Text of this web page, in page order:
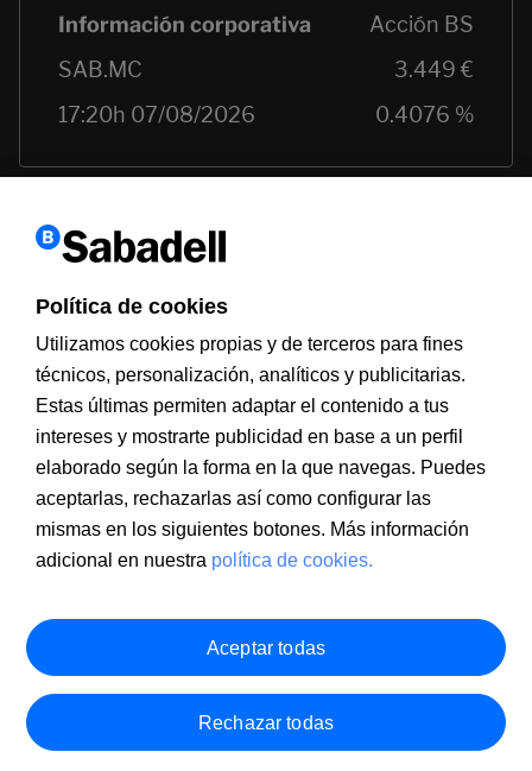
Información a clientesPSD2
MIFIDDocumentación PRIIPS
Aviso legalPolítica de cookies
Seguridad Atención al cliente
Política de cookies
Utilizamos cookies propias y de terceros para fines
técnicos, personalización, analíticos y publicitarias.
Estas últimas permiten adaptar el contenido a tus
intereses y mostrarte publicidad en base a un perfil
elaborado según la forma en la que navegas. Puedes
aceptarlas, rechazarlas así como configurar las
mismas en los siguientes botones. Más información
adicional en nuestra política de cookies.
Rechazar todas
Aceptar todas